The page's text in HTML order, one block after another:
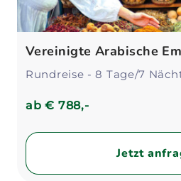
Vereinigte Arabische
Rundreise - 8 Tage/7
ab€ 788,-
Jetzt